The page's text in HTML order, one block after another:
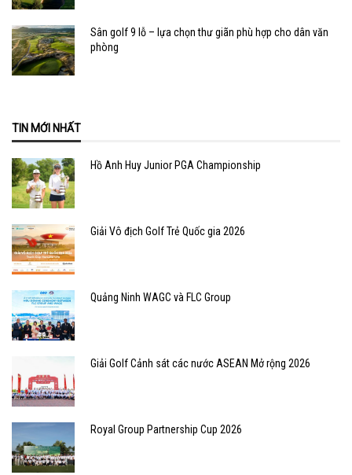
Sân golf 9 lỗ – lựa chọn thư giãn phù hợp cho dân văn
phòng
TIN MỚI NHẤT
Hồ Anh Huy Junior PGA Championship
Giải Vô địch Golf Trẻ Quốc gia 2026
Quảng Ninh WAGC và FLC Group
Giải Golf Cảnh sát các nước ASEAN Mở rộng 2026
Royal Group Partnership Cup 2026